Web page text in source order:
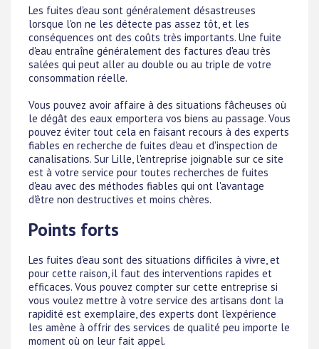
Les fuites d'eau sont généralement désastreuses
lorsque l'on ne les détecte pas assez tôt, et les
conséquences ont des coûts très importants. Une fuite
d'eau entraîne généralement des factures d'eau très
salées qui peut aller au double ou au triple de votre
consommation réelle.
Vous pouvez avoir affaire à des situations fâcheuses où
le dégât des eaux emportera vos biens au passage. Vous
pouvez éviter tout cela en faisant recours à des experts
fiables en recherche de fuites d'eau et d'inspection de
canalisations. Sur Lille, l'entreprise joignable sur ce site
est à votre service pour toutes recherches de fuites
d'eau avec des méthodes fiables qui ont l'avantage
d'être non destructives et moins chères.
Points forts
Les fuites d'eau sont des situations difficiles à vivre, et
pour cette raison, il faut des interventions rapides et
efficaces. Vous pouvez compter sur cette entreprise si
vous voulez mettre à votre service des artisans dont la
rapidité est exemplaire, des experts dont l'expérience
les amène à offrir des services de qualité peu importe le
moment où on leur fait appel.